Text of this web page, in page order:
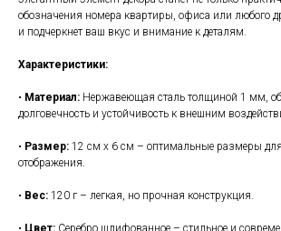
обозначения номера квартиры, офиса или любого
и подчеркнет ваш вкус и внимание к деталям.
Характеристики:
• Материал: Нержавеющая сталь толщиной 1 мм,
долговечность и устойчивость к внешним
• Размер: 12 см х 6 см – оптимальные размеры для
отображения.
• Вес: 120 г – легкая, но прочная конструкция.